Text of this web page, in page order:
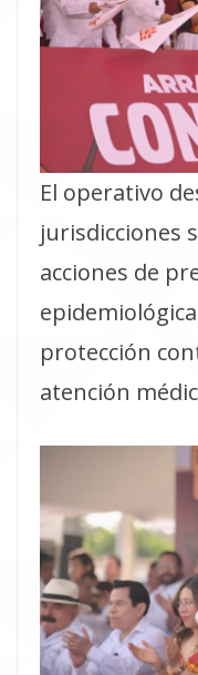
El operativo
jurisdicciones
acciones de
protección
atención